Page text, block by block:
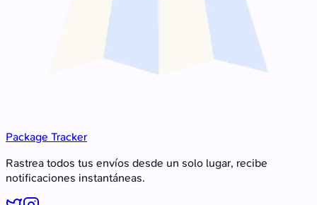
Package Tracker
Rastrea todos tus envíos desde un solo lugar, recibe
notificaciones instantáneas.